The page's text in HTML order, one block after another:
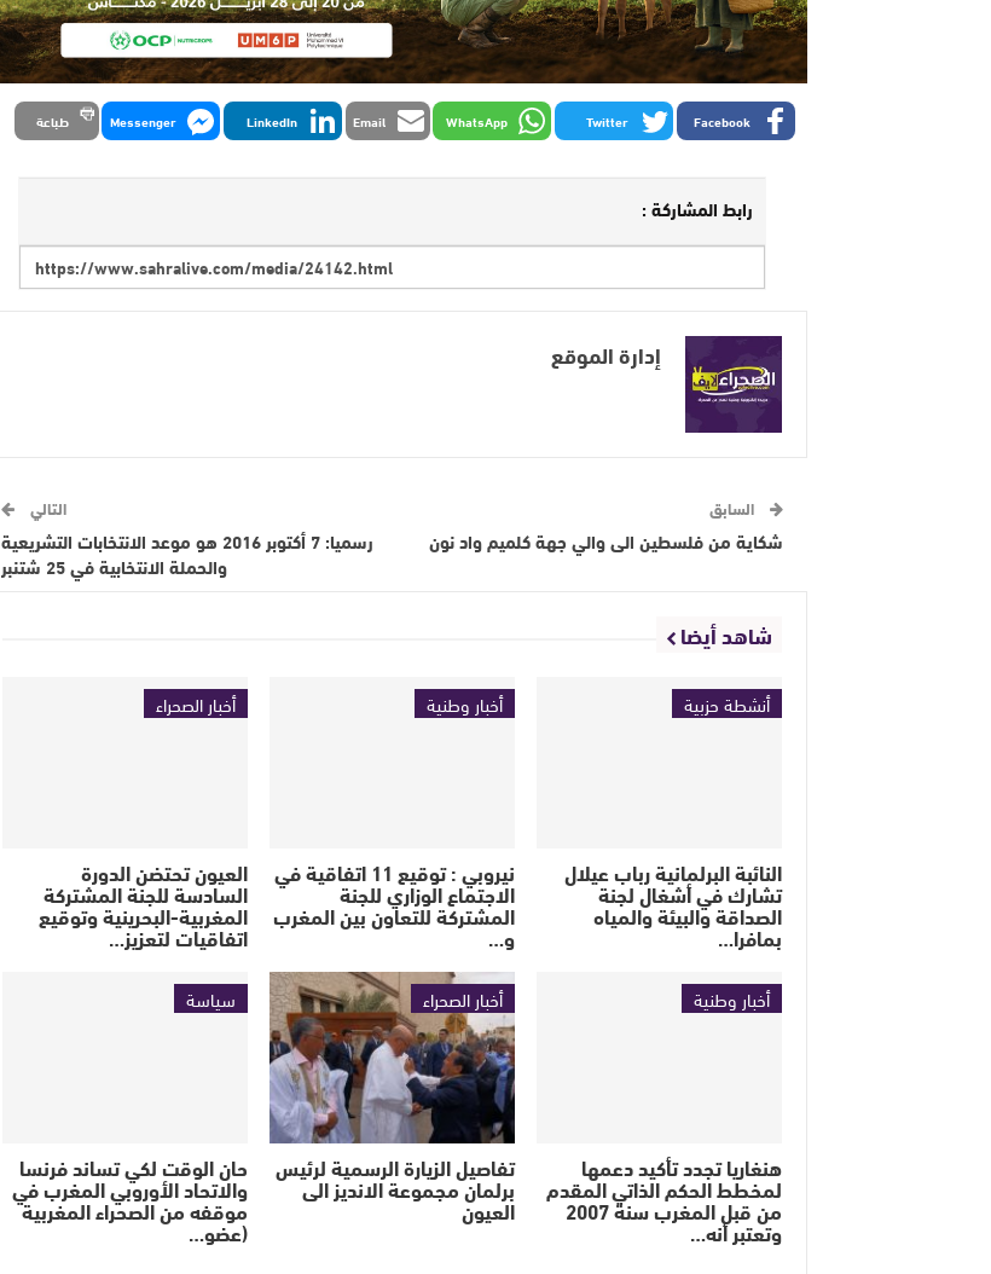
Facebook
Twitter
WhatsApp
Email
LinkedIn
Messenger طباعة
رابط المشاركة :
إدارة الموقع
السابق
شكاية من فلسطين الى والي جهة كلميم واد نون
التالي
رسميا: 7 أكتوبر 2016 هو موعد الانتخابات التشريعية
والحملة الانتخابية في 25 شتنبر
شاهد أيضا
أنشطة حزبية
النائبة البرلمانية رباب عيلال
تشارك في أشغال لجنة
الصداقة والبيئة والمياه
بمافرا…
أخبار وطنية
نيروبي : توقيع 11 اتفاقية في
الاجتماع الوزاري للجنة
المشتركة للتعاون بين المغرب
و…
أخبار الصحراء
العيون تحتضن الدورة
السادسة للجنة المشتركة
المغربية-البحرينية وتوقيع
اتفاقيات لتعزيز…
أخبار وطنية
هنغاريا تجدد تأكيد دعمها
لمخطط الحكم الذاتي المقدم
من قبل المغرب سنة 2007
وتعتبر أنه…
أخبار الصحراء
تفاصيل الزيارة الرسمية لرئيس
برلمان مجموعة الانديز الى
العيون
سياسة
حان الوقت لكي تساند فرنسا
والاتحاد الأوروبي المغرب في
موقفه من الصحراء المغربية
(عضو…